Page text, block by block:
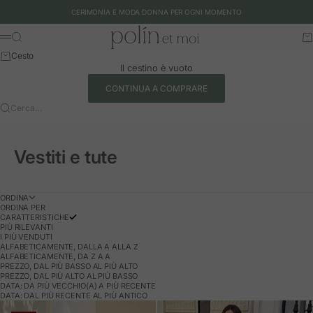
CERIMONIA E MODA DONNA PER OGNI MOMENTO
Polín et moi - EU
Menu
Cerca
Cesto
Il cestino è vuoto
CONTINUA A COMPRARE
Cerca…
Vestiti e tute
ORDINA
ORDINA PER
CARATTERISTICHE
PIÙ RILEVANTI
I PIÙ VENDUTI
ALFABETICAMENTE, DALLA A ALLA Z
ALFABETICAMENTE, DA Z A A
PREZZO, DAL PIÙ BASSO AL PIÙ ALTO
PREZZO, DAL PIÙ ALTO AL PIÙ BASSO
DATA: DA PIÙ VECCHIO(A) A PIÙ RECENTE
DATA: DAL PIÙ RECENTE AL PIÙ ANTICO